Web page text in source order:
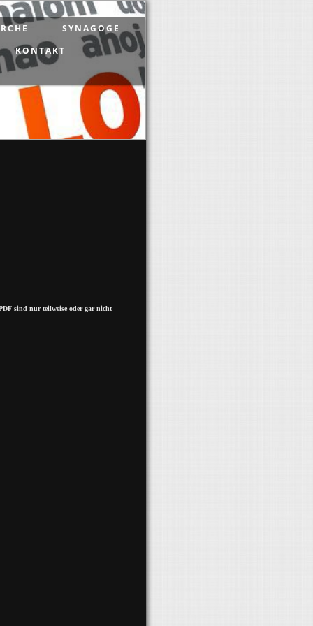
SYNAGOGE
KONTAKT
sind nur teilweise oder gar nicht